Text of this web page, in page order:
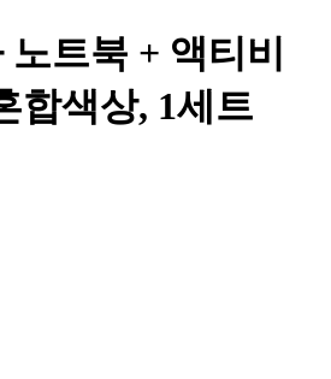
노트북 + 액티비
합색상, 1세트